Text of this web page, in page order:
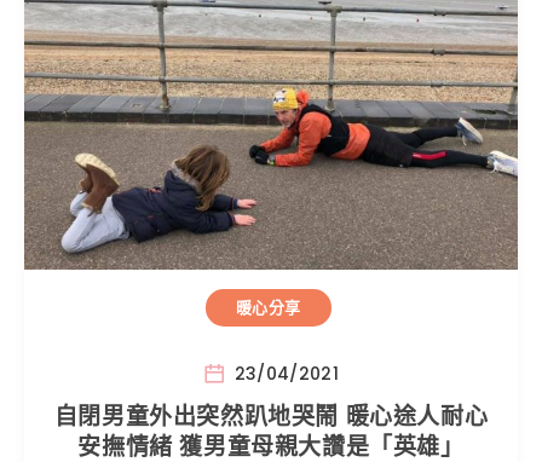
暖心分享
23/04/2021
自閉男童外出突然趴地哭鬧 暖心途人耐心
安撫情緒 獲男童母親大讚是「英雄」